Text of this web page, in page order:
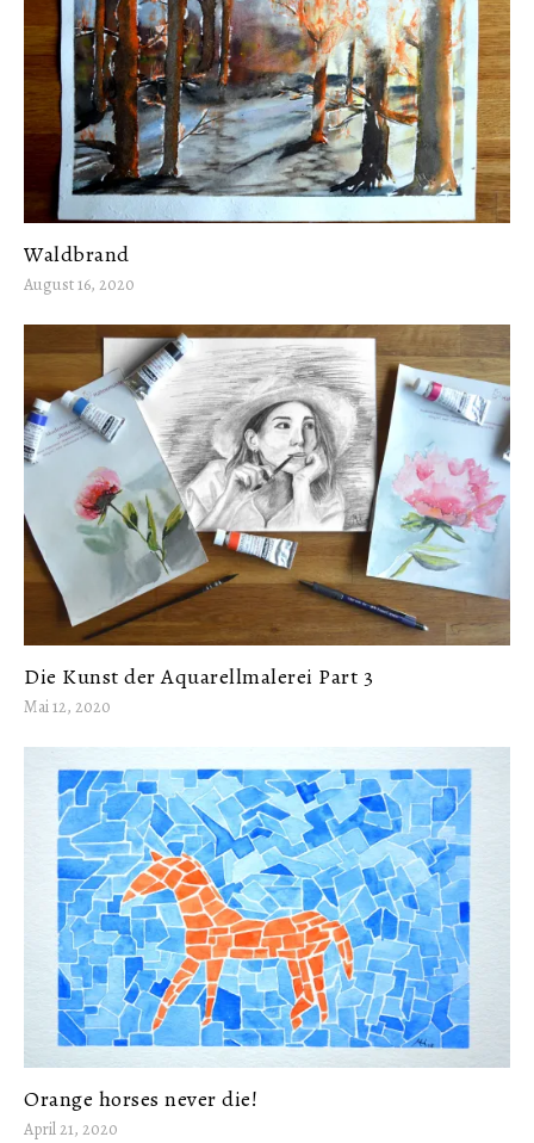
Waldbrand
August 16, 2020
Die Kunst der Aquarellmalerei Part 3
Mai 12, 2020
Orange horses never die!
April 21, 2020